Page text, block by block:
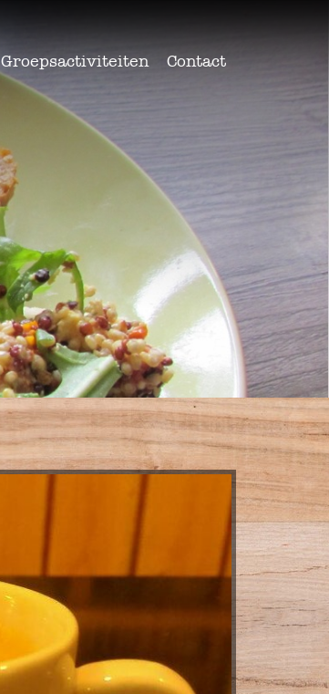
Groepsactiviteiten Contact